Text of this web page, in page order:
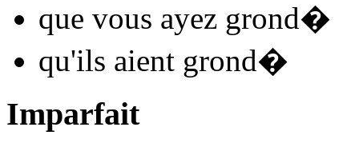
que vous ayez grond�
qu'ils aient grond�
Imparfait